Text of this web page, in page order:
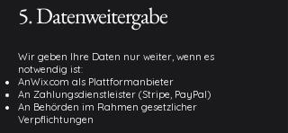
5. Datenweitergabe
Wir geben Ihre Daten nur weiter, wenn es
notwendig ist:
AnWix.com als Plattformanbieter
An Zahlungsdienstleister (Stripe, PayPal)
An Behörden im Rahmen gesetzlicher
Verpflichtungen